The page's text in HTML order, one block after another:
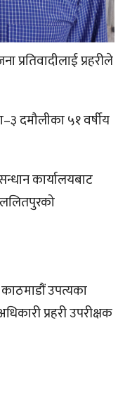
प्रहरीले
दमौलीका ५१ वर्षीय
कार्यालयबाट
उपत्यका
प्रहरी उपरीक्षक